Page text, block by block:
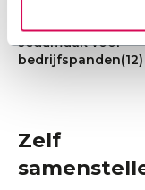
Voordelen van een
sedumdak voor
bedrijfspanden(12)
Zelf